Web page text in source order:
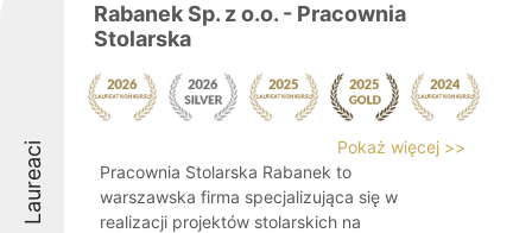
Laureaci
Rabanek Sp. z o.o. - Pracownia
Stolarska
Pokaż więcej >>
Pracownia Stolarska Rabanek to
warszawska firma specjalizująca się w
realizacji projektów stolarskich na